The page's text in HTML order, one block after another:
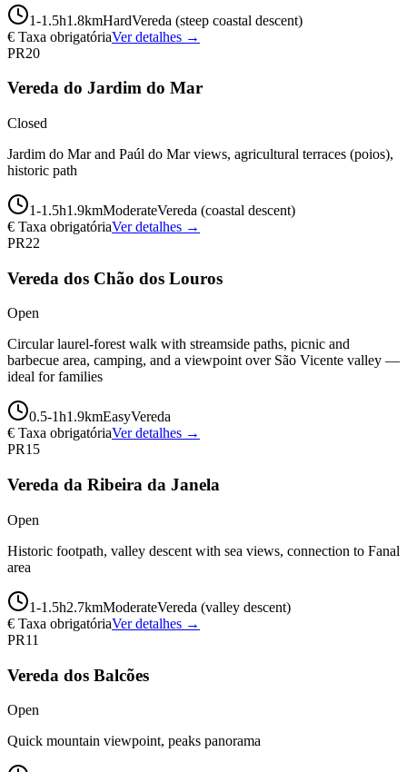
1-1.5h1.8kmHardVereda (steep coastal descent)
€ Taxa obrigatóriaVer detalhes →
PR20
Vereda do Jardim do Mar
Closed
Jardim do Mar and Paúl do Mar views, agricultural terraces (poios),
historic path
1-1.5h1.9kmModerateVereda (coastal descent)
€ Taxa obrigatóriaVer detalhes →
PR22
Vereda dos Chão dos Louros
Open
Circular laurel-forest walk with streamside paths, picnic and
barbecue area, camping, and a viewpoint over São Vicente valley —
ideal for families
0.5-1h1.9kmEasyVereda
€ Taxa obrigatóriaVer detalhes →
PR15
Vereda da Ribeira da Janela
Open
Historic footpath, valley descent with sea views, connection to Fanal
area
1-1.5h2.7kmModerateVereda (valley descent)
€ Taxa obrigatóriaVer detalhes →
PR11
Vereda dos Balcões
Open
Quick mountain viewpoint, peaks panorama